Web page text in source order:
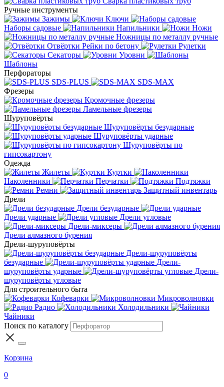
Ручные инструменты
Зажимы
Ключи
Наборы садовые
Напильники
Ножи
Ножницы по металлу ручные
Отвёртки Рейки по бетону
Рулетки
Секаторы
Уровни
Шаблоны
Перфораторы
SDS-PLUS
SDS-MAX
Фрезеры
Кромочные фрезеры
Ламельные фрезеры
Шуруповёрты
Шуруповёрты безударные
Шуруповёрты ударные
Шуруповёрты по
гипсокартону
Одежда
Жилеты
Куртки
Наколенники
Перчатки
Подтяжки
Ремни
Защитный инвентарь
Дрели
Дрели безударные
Дрели ударные
Дрели угловые
Дрели-миксеры
Дрели алмазного бурения
Дрели-шуруповёрты
Дрели-шуруповёрты
безударные
Дрели-
шуруповёрты ударные
Дрели-
шуруповёрты угловые
Для строительного быта
Кофеварки
Микроволновки
Радио
Холодильники
Чайники
Поиск по каталогу
Корзина
0